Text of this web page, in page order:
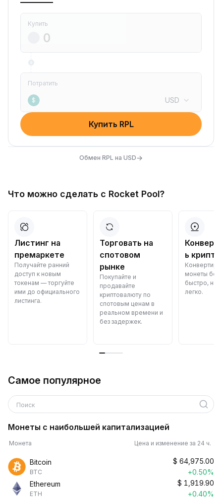
Купить
Потратить
$ USD
Купить RPL
Обмен RPL на USD→
Что можно сделать с Rocket Pool?
Листинг на
премаркете
Получайте ранний
доступ к новым
токенам — торгуйте
ими до официального
листинга.
Торговать на
спотовом
рынке
Покупайте и
продавайте
криптовалюту по
спотовым ценам в
реальном времени и
без задержек.
ь
монеты
быстро,
легко.
Самое популярное
Поиск
Монеты с наибольшей капитализацией
Монета Цена и изменение за 24 ч.
Bitcoin
BTC
$ 64,975.00
+0.50%
Ethereum
ETH
$ 1,919.90
+0.40%